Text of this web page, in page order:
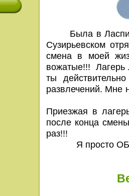
Была в
Сузирьевском
смена в моей
вожатые!!! Лагерь
ты
развлечений. Мне
Приезжая в
после конца
раз!!!
Я просто